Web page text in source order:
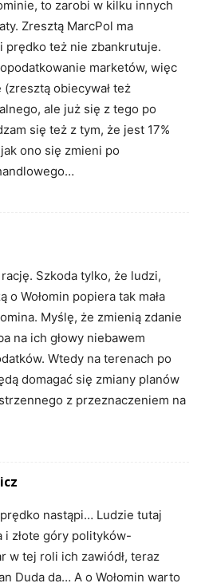
to zarobi w kilku innych
Zresztą MarcPol ma
prędko też nie zbankrutuje.
marketów, więc
obiecywał też
ale już się z tego po
się też z tym, że jest 17%
ono się zmieni po
Szkoda tylko, że ludzi,
o Wołomin popiera tak mała
Myślę, że zmienią zdanie
na ich głowy niebawem
Wtedy na terenach po
domagać się zmiany planów
z przeznaczeniem na
nastąpi… Ludzie tutaj
i złote góry polityków-
w tej roli ich zawiódł, teraz
Duda da… A o Wołomin warto